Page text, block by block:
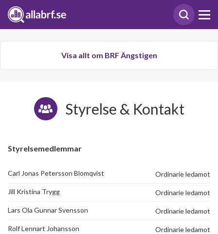
Visa allt om BRF Ängstigen
Styrelse & Kontakt
Styrelsemedlemmar
Carl Jonas Petersson Blomqvist Ordinarie ledamot
Jill Kristina Trygg Ordinarie ledamot
Lars Ola Gunnar Svensson Ordinarie ledamot
Rolf Lennart Johansson Ordinarie ledamot